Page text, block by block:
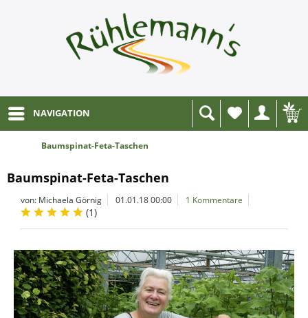
NAVIGATION
Wunschliste
Baumspinat-Feta-Taschen
Baumspinat-Feta-Taschen
von: Michaela Görnig 01.01.18 00:00 1 Kommentare
(1)